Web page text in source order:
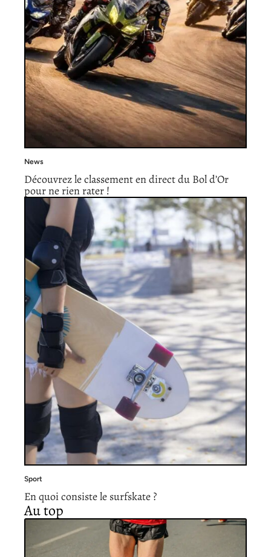
News
Découvrez le classement en direct du Bol d’Or
pour ne rien rater !
Sport
En quoi consiste le surfskate ?
Au top